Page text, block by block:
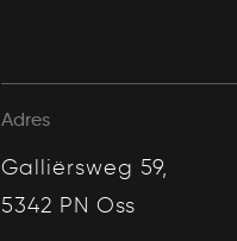
Adres
Galliërsweg 59,
5342 PN Oss